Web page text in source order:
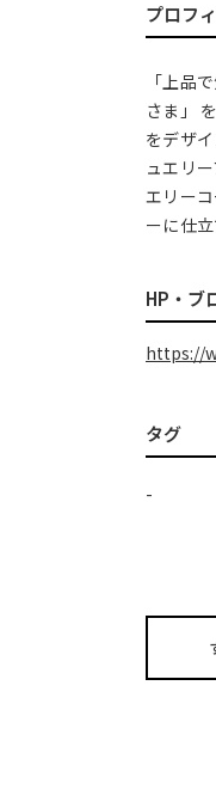
プロフ
「上品
さま」
をデザ
ュエリ
エリー
ーに仕
HP・ブ
https://
タグ
-